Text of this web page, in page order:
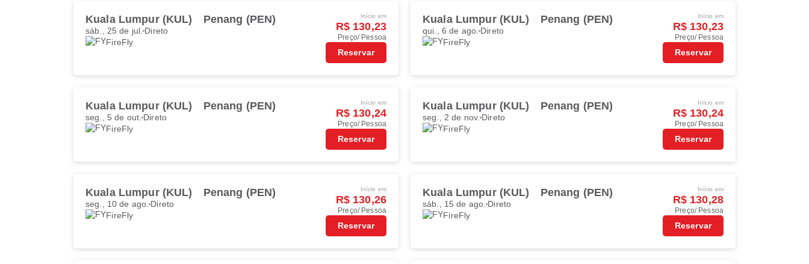
Kuala Lumpur (KUL) Penang (PEN)
sáb., 25 de jul. Direto
FireFly
Início em
R$ 130,23
Preço/ Pessoa
Reservar
Kuala Lumpur (KUL) Penang (PEN)
qui., 6 de ago. Direto
FireFly
Início em
R$ 130,23
Preço/ Pessoa
Reservar
Kuala Lumpur (KUL) Penang (PEN)
seg., 5 de out. Direto
FireFly
Início em
R$ 130,24
Preço/ Pessoa
Reservar
Kuala Lumpur (KUL) Penang (PEN)
seg., 2 de nov. Direto
FireFly
Início em
R$ 130,24
Preço/ Pessoa
Reservar
Kuala Lumpur (KUL) Penang (PEN)
seg., 10 de ago. Direto
FireFly
Início em
R$ 130,26
Preço/ Pessoa
Reservar
Kuala Lumpur (KUL) Penang (PEN)
sáb., 15 de ago. Direto
FireFly
Início em
R$ 130,28
Preço/ Pessoa
Reservar